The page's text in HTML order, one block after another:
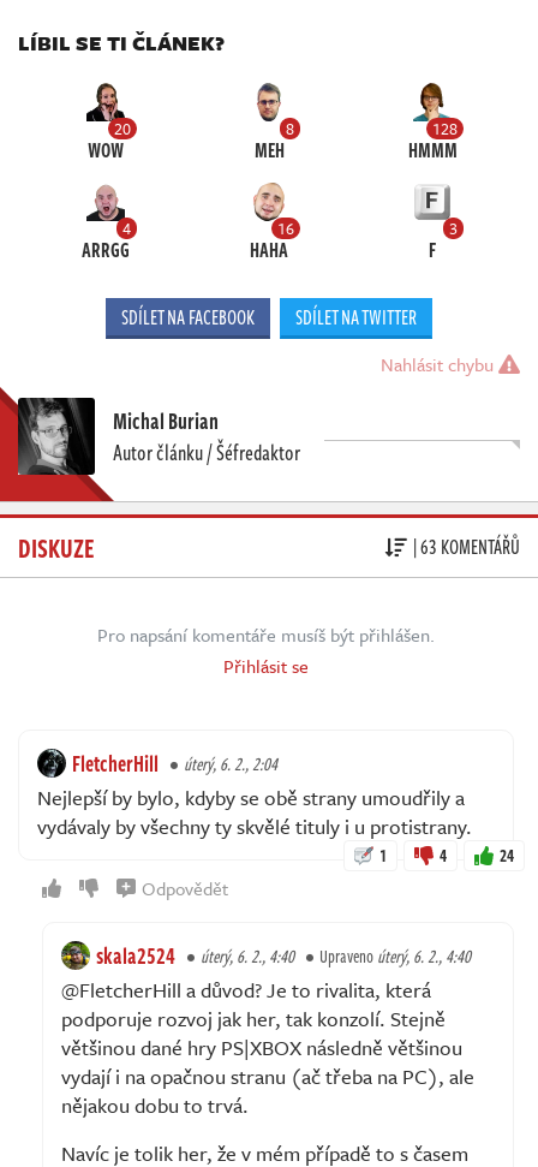
LÍBIL SE TI ČLÁNEK?
20
WOW
8
MEH
128
HMMM
4
ARRGG
16
HAHA
3
F
SDÍLET NA FACEBOOK SDÍLET NA TWITTER
Nahlásit chybu
Michal Burian
Autor článku / Šéfredaktor
DISKUZE | 63 KOMENTÁŘŮ
Pro napsání komentáře musíš být přihlášen.
Přihlásit se
FletcherHill úterý, 6. 2., 2:04
Nejlepší by bylo, kdyby se obě strany umoudřily a
vydávaly by všechny ty skvělé tituly i u protistrany.
1 4 24
Odpovědět
skala2524 úterý, 6. 2., 4:40 Upravenoúterý, 6. 2., 4:40
@FletcherHill a důvod? Je to rivalita, která
podporuje rozvoj jak her, tak konzolí. Stejně
většinou dané hry PS|XBOX následně většinou
vydají i na opačnou stranu (ač třeba na PC), ale
nějakou dobu to trvá.
Navíc je tolik her, že v mém případě to s časem